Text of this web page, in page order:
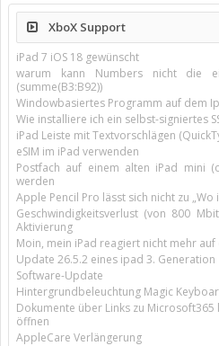
XboX Support
iPad 7 iOS 18 gewünscht
warum kann Numbers nicht die
(summe(B3:B92))
Windowbasiertes Programm auf dem
Wie installiere ich ein selbst-signiertes
iPad Leiste mit Textvorschlägen
eSIM im iPad verwenden
Postfach auf einem alten iPad mini
werden
Apple Pencil Pro lässt sich nicht zu „Wo
Geschwindigkeitsverlust (von 800
Aktivierung
Moin, mein iPad reagiert nicht mehr
Update 26.5.2 eines ipad 3. Generation
Software-Update
Hintergrundbeleuchtung Magic
Dokumente über Links zu Microsoft365
öffnen
AppleCare Verlängerung